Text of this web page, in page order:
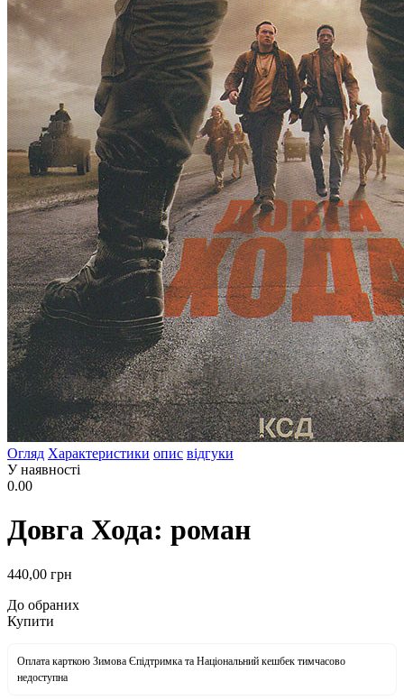
Огляд Характеристики опис відгуки
У наявності
0.00
Довга Хода: роман
440,00 грн
До обраних
Купити
Оплата карткою Зимова Єпідтримка та Національний кешбек тимчасово
недоступна